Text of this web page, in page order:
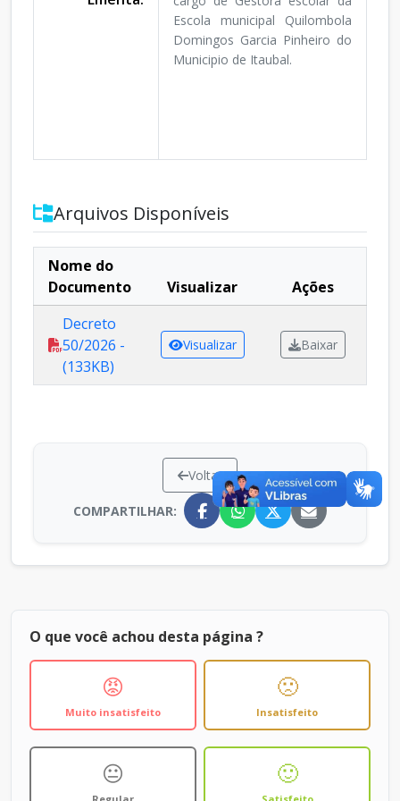
Escola municipal Quilombola
Domingos Garcia Pinheiro do
Municipio de Itaubal.
Arquivos Disponíveis
Nome do
Documento
Visualizar
Ações
Decreto
50/2026 -
(133KB)
Visualizar Baixar
Voltar
COMPARTILHAR:
O que você achou desta página ?
😡
Muito insatisfeito
🙁
Insatisfeito
😐 🙂